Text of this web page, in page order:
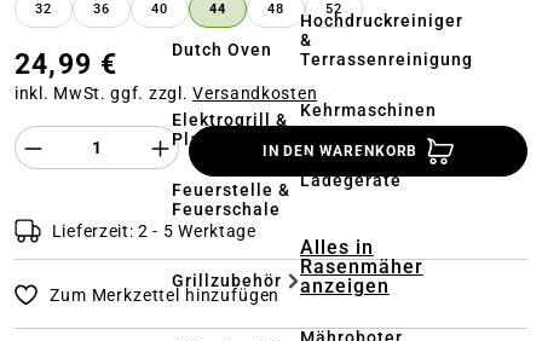
Dutch Oven
Elektrogrill &
Plancha
Feuerstelle &
Feuerschale
Grillzubehör
Hochdruckreiniger
&
Terrassenreinigung
Kehrmaschinen
Akkus &
Ladegeräte
Alles in
Rasenmäher
anzeigen
32 36 40 44 48 52
24,99 €
inkl. MwSt. ggf. zzgl.Versandkosten
Produkt Anzahl des Produktes
IN DEN WARENKORB
Lieferzeit: 2 - 5 Werktage
Zum Merkzettel hinzufügen